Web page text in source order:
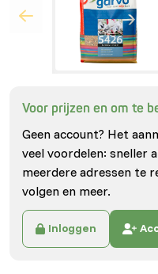
Voor prijzen en om te
Geen account? Het
veel voordelen: sneller
meerdere adressen te
volgen en meer.
Inloggen